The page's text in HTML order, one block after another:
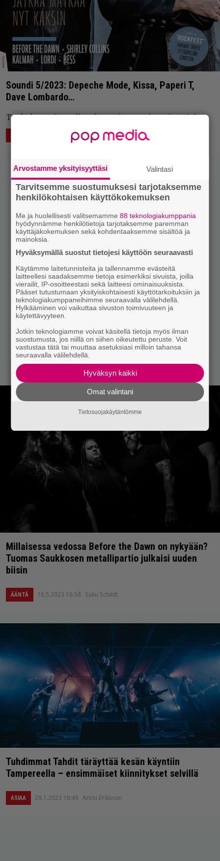
Soundi 5/2023: Depeche Mode, Kissa, Paperi T,
Dave Lombardo…
Toukokuun Soundi on kaupoissa perjantaina 19.5.
17.5.2023 16:19
Millaisessa vedossa Before the Dawn on nykyään?
Tuomas Saukkosen metallipartio julkaisi uuden
biisin
ÄÄNTÄ 16.5.2023 16:58 Saku Schildt
Tuhdimmat Tahdit täräyttää kesän käyntiin
Tampereella – ensimmäiset kiinnitykset selvillä
ASIAA 29.1.2023 16:48 Anssi Eriksson
Arvostamme yksityisyyttäsi Valintasi
Tarvitsemme suostumuksesi tarjotaksemme
henkilökohtaisen käyttökokemuksen
Me ja huolellisesti valitsemamme88 teknologiakumppania
hyödynnämme henkilötietoja tarjotaksemme paremman
käyttäjäkokemuksen sekä kohdentaaksemme sisältöä ja
mainoksia.
Hyväksymällä suostut tietojesi käyttöön seuraavasti
Käytämme laitetunnisteita ja tallennamme evästeitä
laitteellesi saadaksemme tietoja esimerkiksi sivuista, joilla
vierailit, IP-osoitteestasi sekä laitteesi ominaisuuksista.
Pääset tutustumaan yksityiskohtaisesti käyttötarkoituksiin ja
teknologiakumppaneihimme seuraavalla välilehdellä.
Hylkääminen voi vaikuttaa sivuston toimivuuteen ja
käytettävyyteen.
Jotkin teknologiamme voivat käsitellä tietoja myös ilman
suostumusta, jos niillä on siihen oikeutettu peruste. Voit
vastustaa tätä tai muuttaa asetuksiasi milloin tahansa
seuraavalla välilehdellä.
Hyväksyn kaikki
Omat valintani
Tietosuojakäytäntömme